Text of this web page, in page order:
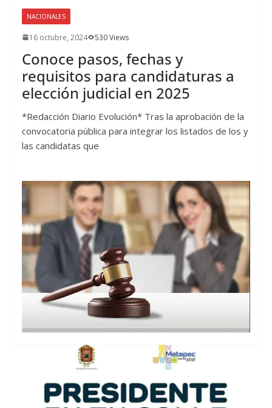
NACIONALES
16 octubre, 2024 530 Views
Conoce pasos, fechas y
requisitos para candidaturas a
elección judicial en 2025
*Redacción Diario Evolución* Tras la aprobación de la
convocatoria pública para integrar los listados de los y
las candidatas que